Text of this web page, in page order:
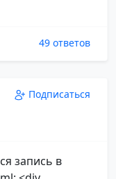
49 ответов
Подписаться
запись в